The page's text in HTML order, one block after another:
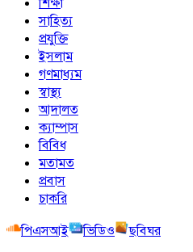
সাহিত্য
প্রযুক্তি
ইসলাম
গণমাধ্যম
স্বাস্থ্য
আদালত
ক্যাম্পাস
বিবিধ
মতামত
প্রবাস
চাকরি
পিএসআই
ভিডিও
ছবিঘর